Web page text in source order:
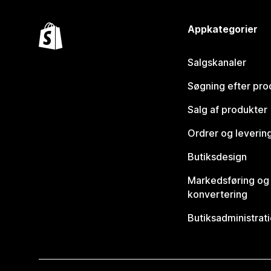
Appkategorier
Salgskanaler
Søgning efter
Salg af produkter
Ordrer og
Butiksdesign
Markedsføring og
konvertering